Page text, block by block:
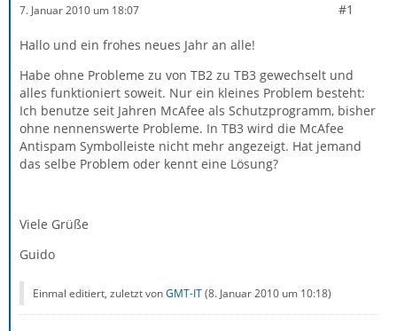
7. Januar 2010 um 18:07 #1
Hallo und ein frohes neues Jahr an alle!
Habe ohne Probleme zu von TB2 zu TB3 gewechselt und
alles funktioniert soweit. Nur ein kleines Problem besteht:
Ich benutze seit Jahren McAfee als Schutzprogramm, bisher
ohne nennenswerte Probleme. In TB3 wird die McAfee
Antispam Symbolleiste nicht mehr angezeigt. Hat jemand
das selbe Problem oder kennt eine Lösung?
Viele Grüße
Guido
Einmal editiert, zuletzt vonGMT-IT(8. Januar 2010 um 10:18)